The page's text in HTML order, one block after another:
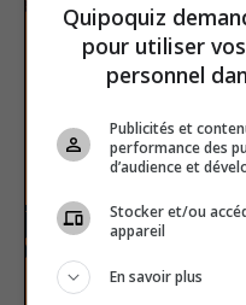
L’Action de
Histoire
Quipoquiz
pour utiliser
personnel
Publicités et
performance des
d’audience et
Stocker et/ou
appareil
En savoir plus